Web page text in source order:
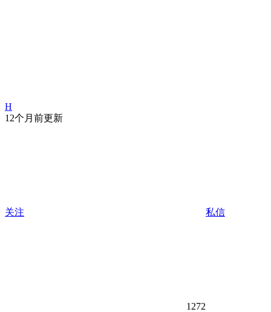
H
12个月前更新
关注 私信
1272